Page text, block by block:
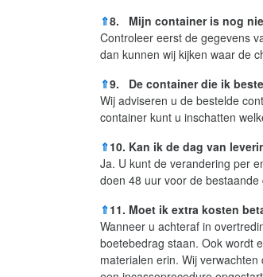
⇑8. Mijn container is nog
Controleer eerst de gegevens
dan kunnen wij kijken waar de
⇑9. De container die ik
Wij adviseren u de bestelde
container kunt u inschatten
⇑10. Kan ik de dag van
Ja. U kunt de verandering per
doen 48 uur voor de
⇑11. Moet ik extra kosten
Wanneer u achteraf in
boetebedrag staan. Ook wordt
materialen erin. Wij